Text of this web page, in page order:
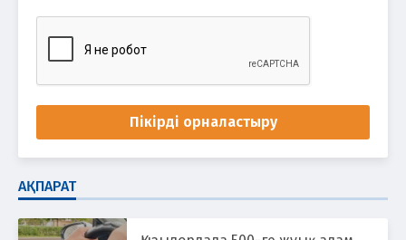
Пікірді орналастыру
АҚПАРАТ